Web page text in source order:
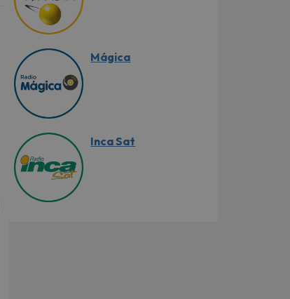
Mágica
Inca Sat